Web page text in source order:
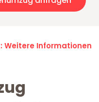
Weitere Informationen